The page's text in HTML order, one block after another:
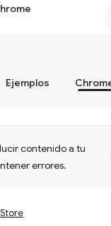
Ejemplos
contenido a tu
errores.